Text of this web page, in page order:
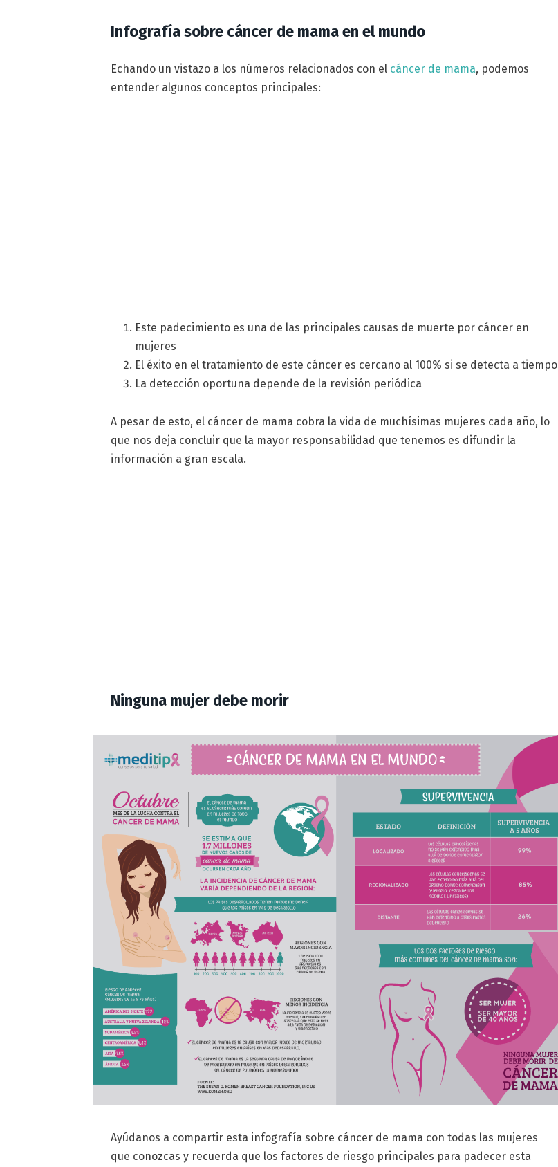
Infografía sobre cáncer de mama en el mundo
Echando un vistazo a los números relacionados con el cáncer de mama, podemos
entender algunos conceptos principales:
Este padecimiento es una de las principales causas de muerte por cáncer en
mujeres
El éxito en el tratamiento de este cáncer es cercano al 100% si se detecta a tiempo
La detección oportuna depende de la revisión periódica
A pesar de esto, el cáncer de mama cobra la vida de muchísimas mujeres cada año, lo
que nos deja concluir que la mayor responsabilidad que tenemos es difundir la
información a gran escala.
Ninguna mujer debe morir
Ayúdanos a compartir esta infografía sobre cáncer de mama con todas las mujeres
que conozcas y recuerda que los factores de riesgo principales para padecer esta